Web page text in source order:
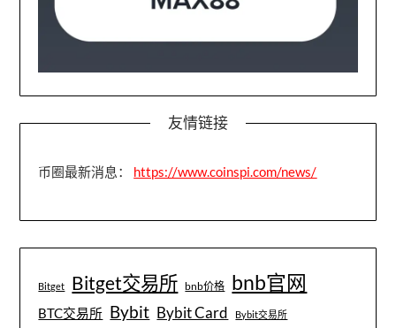
友情链接
币圈最新消息： https://www.coinspi.com/news/
Bitget Bitget交易所 bnb价格 bnb官网
BTC交易所 Bybit Bybit Card Bybit交易所